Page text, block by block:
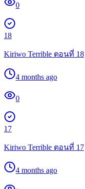
0
18
Kiriwo Terrible ตอนที่ 18
4 months ago
0
17
Kiriwo Terrible ตอนที่ 17
4 months ago